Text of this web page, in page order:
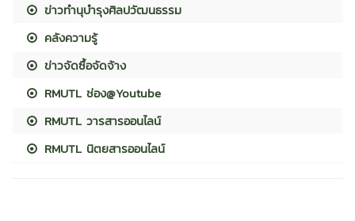
ข่าวทำนุบำรุงศิลปวัฒนธรรม
คลังความรู้
ข่าวจัดซื้อจัดจ้าง
RMUTL ช่อง@Youtube
RMUTL วารสารออนไลน์
RMUTL นิตยสารออนไลน์